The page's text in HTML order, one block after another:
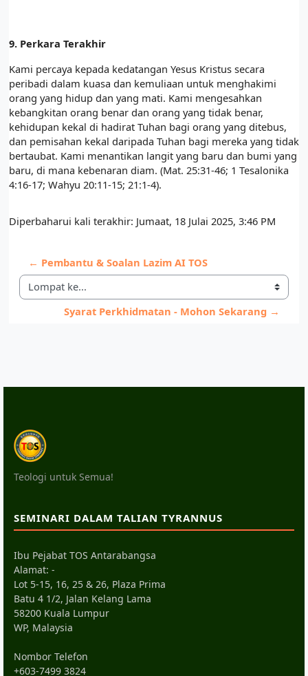
9. Perkara Terakhir
Kami percaya kepada kedatangan Yesus Kristus secara
peribadi dalam kuasa dan kemuliaan untuk menghakimi
orang yang hidup dan yang mati. Kami mengesahkan
kebangkitan orang benar dan orang yang tidak benar,
kehidupan kekal di hadirat Tuhan bagi orang yang ditebus,
dan pemisahan kekal daripada Tuhan bagi mereka yang tidak
bertaubat. Kami menantikan langit yang baru dan bumi yang
baru, di mana kebenaran diam. (Mat. 25:31-46; 1 Tesalonika
4:16-17; Wahyu 20:11-15; 21:1-4).
Diperbaharui kali terakhir: Jumaat, 18 Julai 2025, 3:46 PM
← Pembantu & Soalan Lazim AI TOS
Lompat ke...
Syarat Perkhidmatan - Mohon Sekarang →
Teologi untuk Semua!
SEMINARI DALAM TALIAN TYRANNUS
Ibu Pejabat TOS Antarabangsa
Alamat: -
Lot 5-15, 16, 25 & 26, Plaza Prima
Batu 4 1/2, Jalan Kelang Lama
58200 Kuala Lumpur
WP, Malaysia
Nombor Telefon
+603-7499 3824